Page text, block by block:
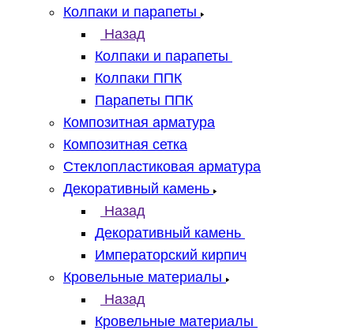
Колпаки и парапеты
Назад
Колпаки и парапеты
Колпаки ППК
Парапеты ППК
Композитная арматура
Композитная сетка
Стеклопластиковая арматура
Декоративный камень
Назад
Декоративный камень
Императорский кирпич
Кровельные материалы
Назад
Кровельные материалы